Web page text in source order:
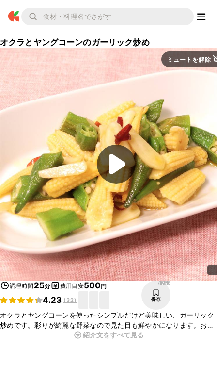
オクラとヤングコーンのガーリック炒め
ミュートを解除
調理時間 25分 費用目安500円
4.23 ( 32)
1757
保存
オクラとヤングコーンを使ったシンプルだけど美味しい、ガーリック
炒めです。彩りが綺麗な野菜なので見た目も鮮やかになります。お酒
によく合うので、おつまみとしてオススメです。簡単なので、是非お
紹介文をすべて見る